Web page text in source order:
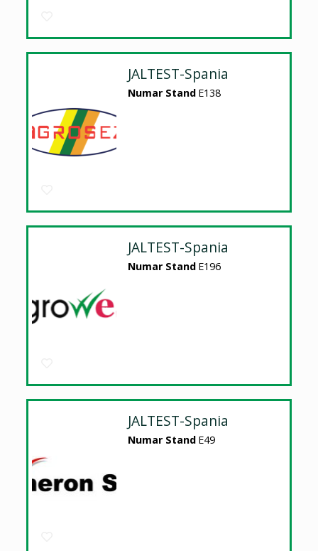
JALTEST-Spania
Numar Stand E138
JALTEST-Spania
Numar Stand E196
JALTEST-Spania
Numar Stand E49